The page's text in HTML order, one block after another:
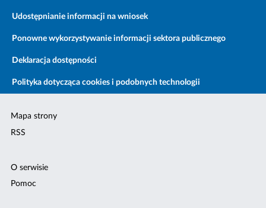
Udostępnianie informacji na wniosek
Ponowne wykorzystywanie informacji sektora publicznego
Deklaracja dostępności
Polityka dotycząca cookies i podobnych technologii
Mapa strony
RSS
O serwisie
Pomoc